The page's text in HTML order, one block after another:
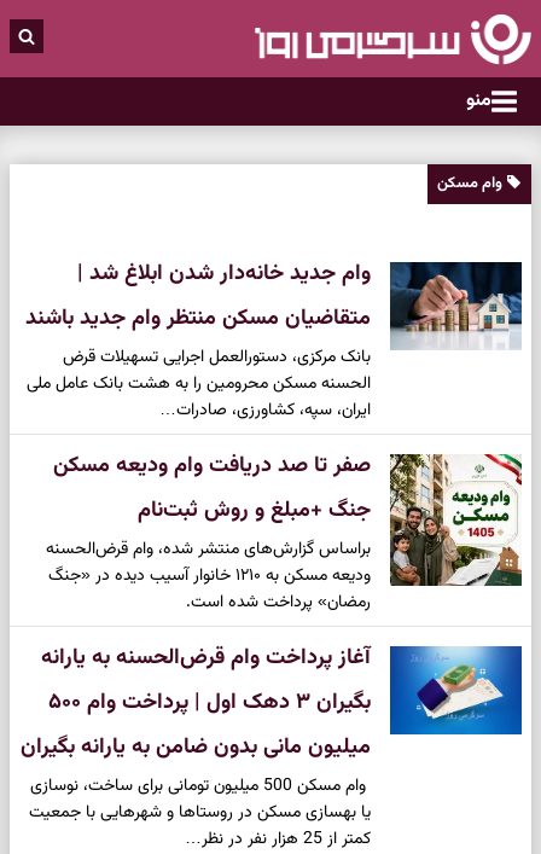
منو
وام مسکن
وام جدید خانه‌دار شدن ابلاغ شد |
متقاضیان مسکن منتظر وام جدید باشند
بانک مرکزی، دستورالعمل اجرایی تسهیلات قرض
الحسنه مسکن محرومین را به هشت بانک عامل ملی
ایران، سپه، کشاورزی، صادرات…
صفر تا صد دریافت وام ودیعه مسکن
جنگ +مبلغ و روش ثبت‌نام
براساس گزارش‌های منتشر شده، وام قرض‌الحسنه
ودیعه مسکن به ۱۲۱۰ خانوار آسیب دیده در «جنگ
رمضان» پرداخت شده است.
آغاز پرداخت وام قرض‌الحسنه به یارانه
بگیران ۳ دهک اول | پرداخت وام ۵۰۰
میلیون مانی بدون ضامن به یارانه بگیران
​ وام مسکن 500 میلیون تومانی برای ساخت، نوسازی
یا بهسازی مسکن در روستاها و شهرهایی با جمعیت
کمتر از 25 هزار نفر در نظر…